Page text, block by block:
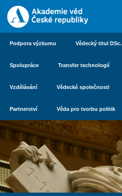
Podpora výzkumu Vědecký titul DSc.
Spolupráce Transfer technologií
Vzdělávání Vědecké společnosti
Partnerství Věda pro tvorbu politik